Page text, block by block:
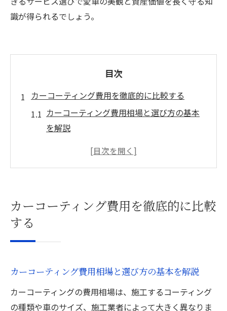
識が得られるでしょう。
目次
カーコーティング費用を徹底的に比較する
カーコーティング費用相場と選び方の基本
を解説
和歌山のカーコーティングおすすめ業者比
車コーティングおすすめ業者の見極めポイ
和歌山市カーコーティングの最新費用事情
セラミックやガラス系カーコーティングの
特徴
カーコーティング費用を徹底的に比較
する
カーコーティング費用相場と選び方の基本を解説
カーコーティングの費用相場は、施工するコーティング
の種類や車のサイズ、施工業者によって大きく異なりま